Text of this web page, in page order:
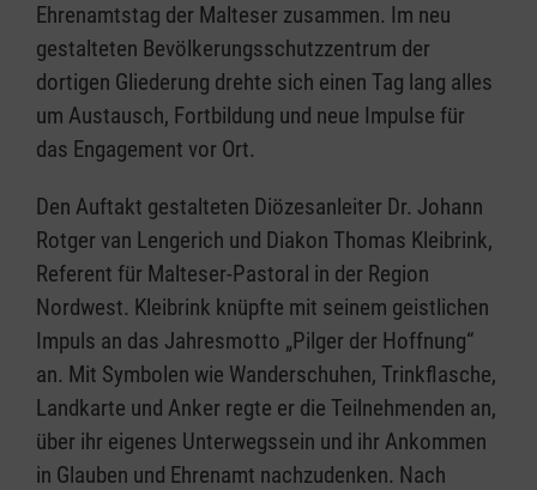
Ehrenamtstag der Malteser zusammen. Im neu
gestalteten Bevölkerungsschutzzentrum der
dortigen Gliederung drehte sich einen Tag lang alles
um Austausch, Fortbildung und neue Impulse für
das Engagement vor Ort.
Den Auftakt gestalteten Diözesanleiter Dr. Johann
Rotger van Lengerich und Diakon Thomas Kleibrink,
Referent für Malteser-Pastoral in der Region
Nordwest. Kleibrink knüpfte mit seinem geistlichen
Impuls an das Jahresmotto „Pilger der Hoffnung“
an. Mit Symbolen wie Wanderschuhen, Trinkflasche,
Landkarte und Anker regte er die Teilnehmenden an,
über ihr eigenes Unterwegssein und ihr Ankommen
in Glauben und Ehrenamt nachzudenken. Nach